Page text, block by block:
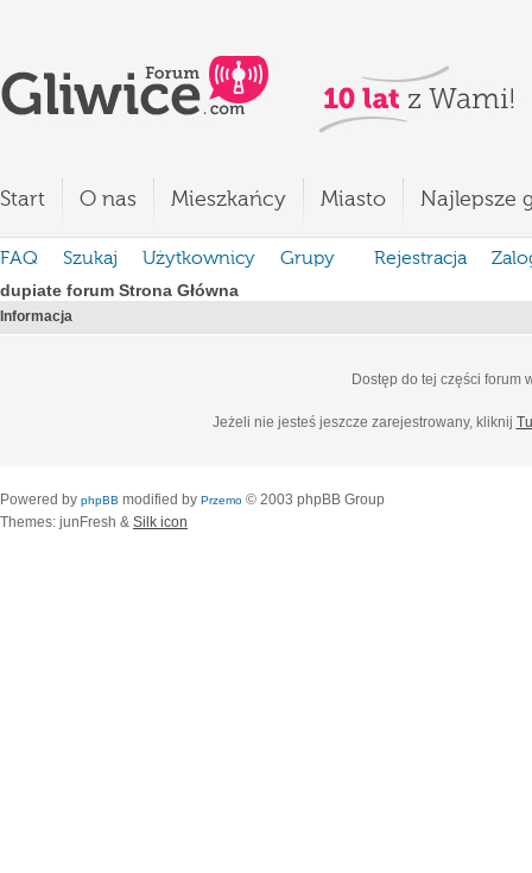
Start O nas Mieszkańcy Miasto Najlepsze
FAQ Szukaj Użytkownicy Grupy Rejestracja
dupiate forum Strona Główna
Informacja
Dostęp do tej części forum
Jeżeli nie jesteś jeszcze zarejestrowany, kliknij
Powered by phpBB modified by Przemo © 2003 phpBB Group
Themes: junFresh & Silk icon